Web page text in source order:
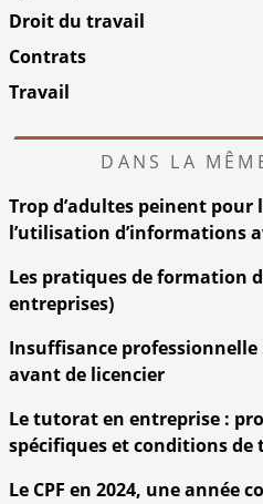
Droit du travail
Contrats
Travail
DANS LA
Trop d’adultes peinent pour
l’utilisation d’informations
Les pratiques de formation
entreprises)
Insuffisance
avant de licencier
Le tutorat en entreprise :
spécifiques et conditions de
Le CPF en 2024, une année